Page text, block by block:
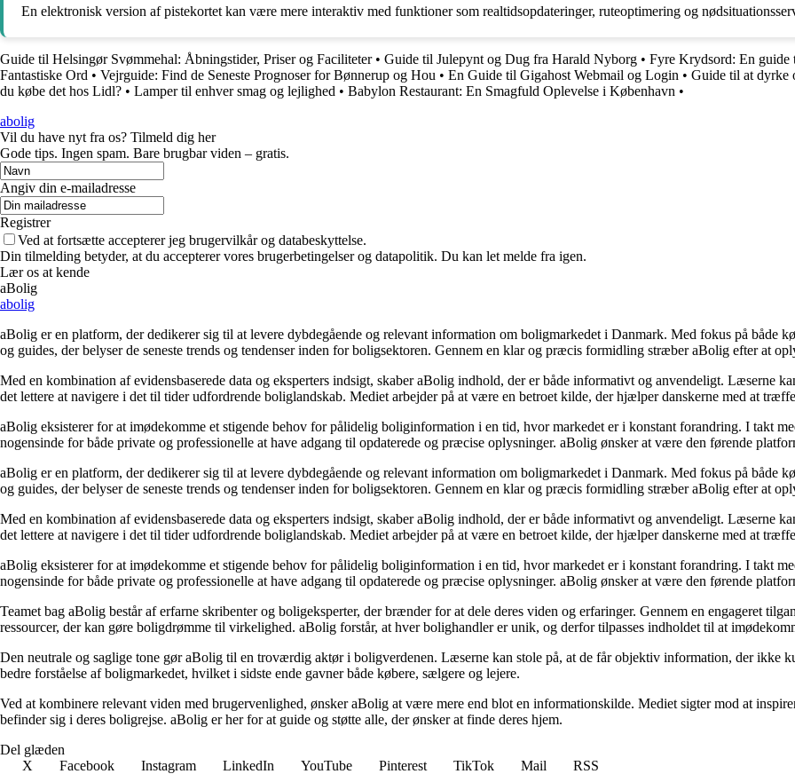
En elektronisk version af pistekortet kan være mere interaktiv med funktioner som realtidsopdateringer, ruteoptimering og
Guide til Helsingør Svømmehal: Åbningstider, Priser og Faciliteter• Guide til Julepynt og Dug fra Harald Nyborg • Fyre Krydsord: En guide
Fantastiske Ord • Vejrguide: Find de Seneste Prognoser for Bønnerup og Hou • En Guide til Gigahost Webmail og Login • Guide til at dyrke
du købe det hos Lidl? • Lamper til enhver smag og lejlighed • Babylon Restaurant: En Smagfuld Oplevelse i København •
abolig
Vil du have nyt fra os? Tilmeld dig her
Gode tips. Ingen spam. Bare brugbar viden – gratis.
Angiv din e-mailadresse
Registrer
Ved at fortsætte accepterer jeg brugervilkår og databeskyttelse.
Din tilmelding betyder, at du accepterer vores brugerbetingelser og datapolitik. Du kan let melde fra igen.
Lær os at kende
aBolig
abolig
aBolig er en platform, der dedikerer sig til at levere dybdegående og relevant information om boligmarkedet i Danmark. Med fokus på både
og guides, der belyser de seneste trends og tendenser inden for boligsektoren. Gennem en klar og præcis formidling stræber aBolig efter at
Med en kombination af evidensbaserede data og eksperters indsigt, skaber aBolig indhold, der er både informativt og anvendeligt. Læserne
det lettere at navigere i det til tider udfordrende boliglandskab. Mediet arbejder på at være en betroet kilde, der hjælper danskerne med at
aBolig eksisterer for at imødekomme et stigende behov for pålidelig boliginformation i en tid, hvor markedet er i konstant forandring. I takt
nogensinde for både private og professionelle at have adgang til opdaterede og præcise oplysninger. aBolig ønsker at være den førende
aBolig er en platform, der dedikerer sig til at levere dybdegående og relevant information om boligmarkedet i Danmark. Med fokus på både
og guides, der belyser de seneste trends og tendenser inden for boligsektoren. Gennem en klar og præcis formidling stræber aBolig efter at
Med en kombination af evidensbaserede data og eksperters indsigt, skaber aBolig indhold, der er både informativt og anvendeligt. Læserne
det lettere at navigere i det til tider udfordrende boliglandskab. Mediet arbejder på at være en betroet kilde, der hjælper danskerne med at
aBolig eksisterer for at imødekomme et stigende behov for pålidelig boliginformation i en tid, hvor markedet er i konstant forandring. I takt
nogensinde for både private og professionelle at have adgang til opdaterede og præcise oplysninger. aBolig ønsker at være den førende
Teamet bag aBolig består af erfarne skribenter og boligeksperter, der brænder for at dele deres viden og erfaringer. Gennem en engageret
ressourcer, der kan gøre boligdrømme til virkelighed. aBolig forstår, at hver bolighandler er unik, og derfor tilpasses indholdet til at
Den neutrale og saglige tone gør aBolig til en troværdig aktør i boligverdenen. Læserne kan stole på, at de får objektiv information, der ikke
bedre forståelse af boligmarkedet, hvilket i sidste ende gavner både købere, sælgere og lejere.
Ved at kombinere relevant viden med brugervenlighed, ønsker aBolig at være mere end blot en informationskilde. Mediet sigter mod at
befinder sig i deres boligrejse. aBolig er her for at guide og støtte alle, der ønsker at finde deres hjem.
Del glæden
X
Facebook Instagram LinkedIn YouTube Pinterest TikTok Mail
RSS